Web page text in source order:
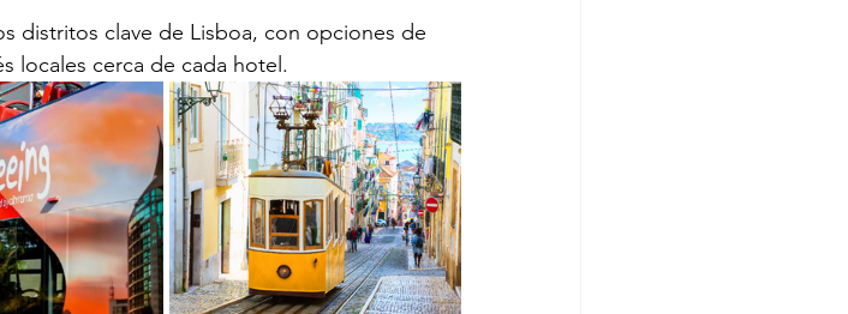
distritos clave de Lisboa, con opciones de
locales cerca de cada hotel.